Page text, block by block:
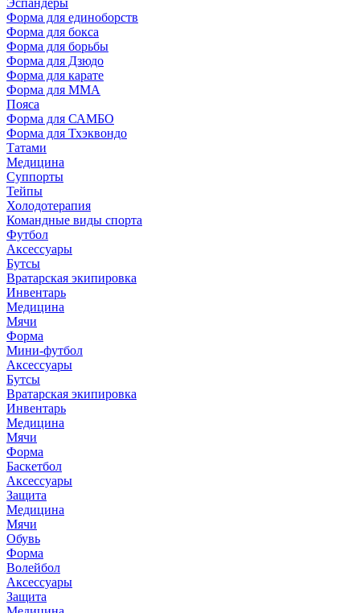
Эспандеры
Форма для единоборств
Форма для бокса
Форма для борьбы
Форма для Дзюдо
Форма для карате
Форма для MMA
Пояса
Форма для САМБО
Форма для Тхэквондо
Татами
Медицина
Суппорты
Тейпы
Холодотерапия
Командные виды спорта
Футбол
Аксессуары
Бутсы
Вратарская экипировка
Инвентарь
Медицина
Мячи
Форма
Мини-футбол
Аксессуары
Бутсы
Вратарская экипировка
Инвентарь
Медицина
Мячи
Форма
Баскетбол
Аксессуары
Защита
Медицина
Мячи
Обувь
Форма
Волейбол
Аксессуары
Защита